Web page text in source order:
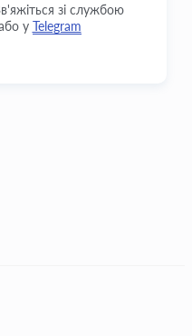
зі службою
у Telegram